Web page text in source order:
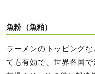
魚粉（魚粕）
ラーメンのトッピング
ても有効で、世界各国